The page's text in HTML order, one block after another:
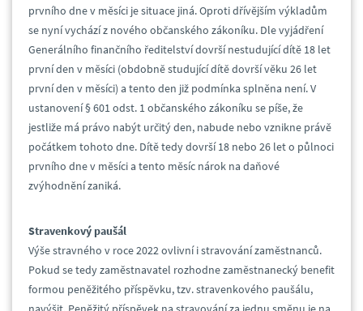
prvního dne v měsíci je situace jiná. Oproti dřívějším výkladům
se nyní vychází z nového občanského zákoníku. Dle vyjádření
Generálního finančního ředitelství dovrší nestudující dítě 18 let
první den v měsíci (obdobně studující dítě dovrší věku 26 let
první den v měsíci) a tento den již podmínka splněna není. V
ustanovení § 601 odst. 1 občanského zákoníku se píše, že
jestliže má právo nabýt určitý den, nabude nebo vznikne právě
počátkem tohoto dne. Dítě tedy dovrší 18 nebo 26 let o půlnoci
prvního dne v měsíci a tento měsíc nárok na daňové
zvýhodnění zaniká.
Stravenkový paušál
Výše stravného v roce 2022 ovlivní i stravování zaměstnanců.
Pokud se tedy zaměstnavatel rozhodne zaměstnanecký benefit
formou peněžitého příspěvku, tzv. stravenkového paušálu,